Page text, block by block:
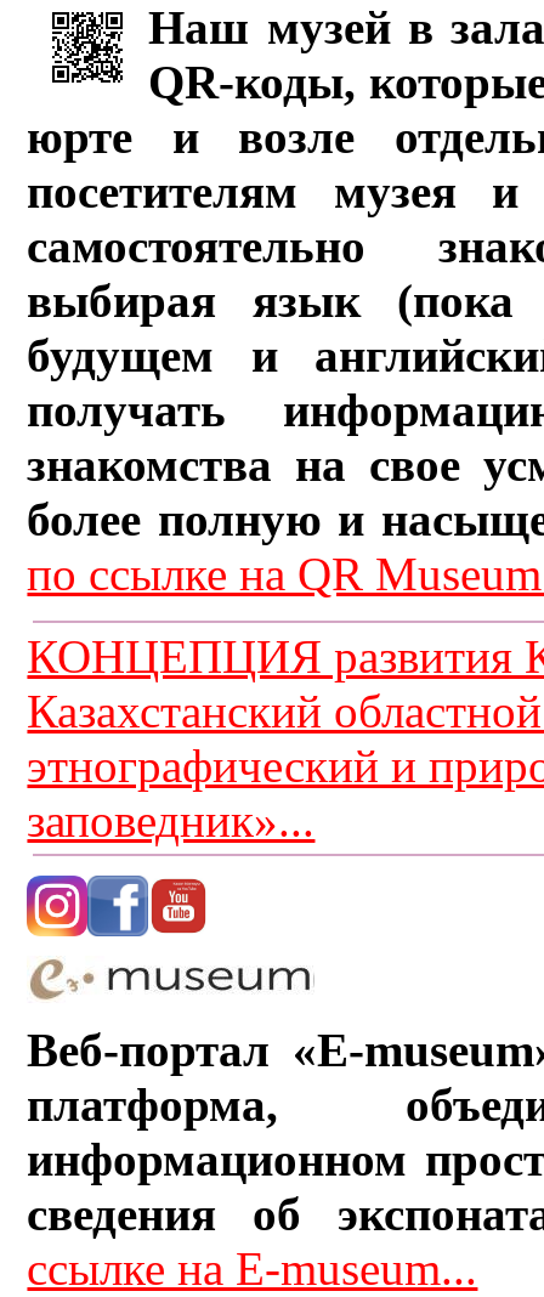
Наш музей в
QR-коды,
юрте и возле
посетителям музея и
самостоятельно
выбирая язык (пока
будущем и
получать
знакомства на свое
более полную и
по ссылке на QR
КОНЦЕПЦИЯ развития
Казахстанский
этнографический и
заповедник»...
Веб-портал «E-
платформа,
информационном
сведения об
ссылке на E-museum...